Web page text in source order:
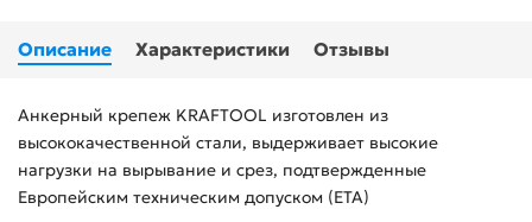
Описание Характеристики Отзывы
Анкерный крепеж KRAFTOOL изготовлен из
высококачественной стали, выдерживает высокие
нагрузки на вырывание и срез, подтвержденные
Европейским техническим допуском (ETA)